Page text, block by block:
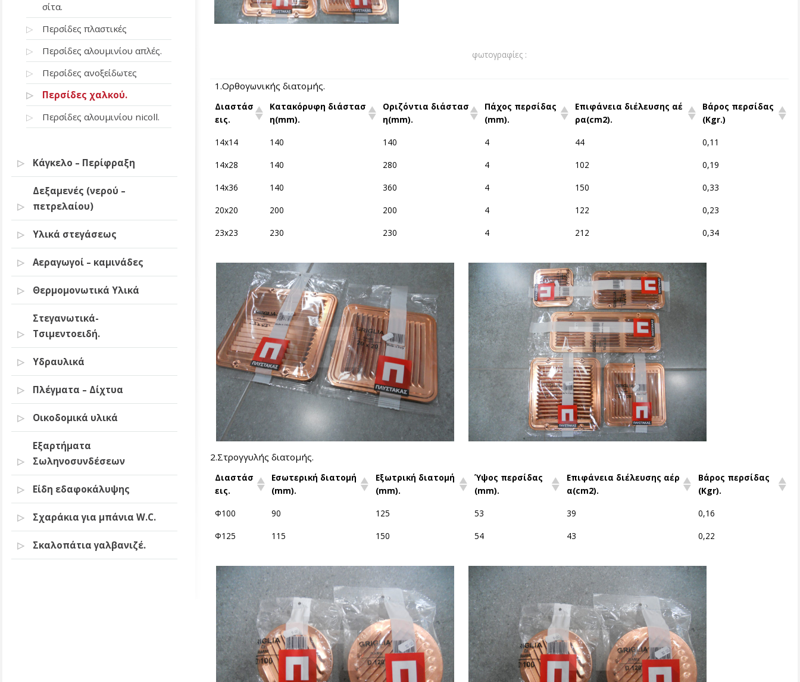
σίτα.
Περσίδες πλαστικές
Περσίδες αλουμινίου απλές.
Περσίδες ανοξείδωτες
Περσίδες χαλκού.
Περσίδες αλουμινίου nicoll.
Κάγκελο – Περίφραξη
Δεξαμενές (νερού –
πετρελαίου)
Υλικά στεγάσεως
Αεραγωγοί – καμινάδες
Θερμομονωτικά Υλικά
Στεγανωτικά-
Τσιμεντοειδή.
Υδραυλικά
Πλέγματα – Δίχτυα
Οικοδομικά υλικά
Εξαρτήματα
Σωληνοσυνδέσεων
Είδη εδαφοκάλυψης
Σχαράκια για μπάνια W.C.
Σκαλοπάτια γαλβανιζέ.
φωτογραφίες :
1.Ορθογωνικής διατομής.
Διαστάσ
εις.
Κατακόρυφη διάστασ
η(mm).
Οριζόντια διάστασ
η(mm).
Πάχος περσίδας
(mm).
Επιφάνεια διέλευσης αέ
ρα(cm2).
Βάρος περσίδας
(Kgr.)
14x14
140 140 4 44
0,11
14x28
140 280 4 102
0,19
14x36
140 360 4 150
0,33
20x20
200 200 4 122
0,23
23x23
230 230 4 212 0,34
2.Στρογγυλής διατομής.
Διαστάσ
εις.
Εσωτερική διατομή
(mm).
Εξωτρική διατομή
(mm).
Ύψος περσίδας
(mm).
Επιφάνεια διέλευσης αέρ
α(cm2).
Βάρος περσίδας
(Kgr).
Φ100
90 125 53 39
0,16
Φ125
115 150 54 43 0,22